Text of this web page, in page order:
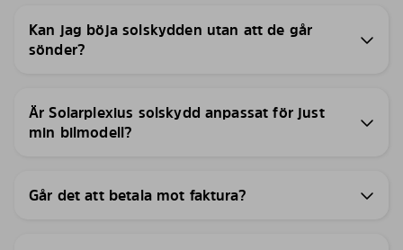
Kan jag böja solskydden utan att de går
sönder?
Är Solarplexius solskydd anpassat för just
min bilmodell?
Går det att betala mot faktura?